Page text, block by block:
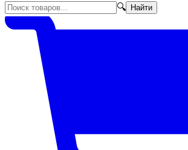
🔍
Найти